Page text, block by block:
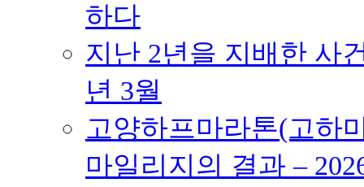
하다
지난 2년을 지배한 사
년 3월
고양하프마라톤(고하
마일리지의 결과 –